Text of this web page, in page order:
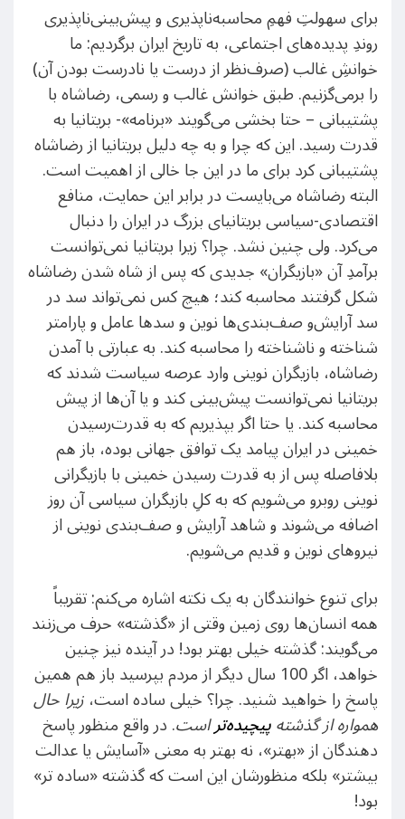
برای سهولتِ فهمِ محاسبه‌ناپذیری و پیش‌بینی‌ناپذیری
روندِ پدیده‌های اجتماعی، به تاریخ ایران برگردیم: ما
خوانشِ غالب (صرف‌نظر از درست یا نادرست بودن آن)
را برمی‌گزنیم. طبق خوانش غالب و رسمی، رضاشاه با
پشتیبانی – حتا بخشی می‌گویند «برنامه»- بریتانیا به
قدرت رسید. این که چرا و به چه دلیل بریتانیا از رضاشاه
پشتیبانی کرد برای ما در این جا خالی از اهمیت است.
البته رضاشاه می‌بایست در برابر این حمایت، منافع
اقتصادی-سیاسی بریتانیای بزرگ در ایران را دنبال
می‌کرد. ولی چنین نشد. چرا؟ زیرا بریتانیا نمی‌توانست
برآمدِ آن «بازیگران» جدیدی که پس از شاه شدن رضاشاه
شکل گرفتند محاسبه کند؛ هیچ کس نمی‌تواند سد در
سد آرایش‌و صف‌بندی‌ها نوین و سدها عامل و پارامتر
شناخته و ناشناخته را محاسبه کند. به عبارتی با آمدن
رضاشاه، بازیگران نوینی وارد عرصه سیاست شدند که
بریتانیا نمی‌توانست پیش‌بینی کند و یا آن‌ها از پیش
محاسبه کند. یا حتا اگر بپذیریم که به قدرت‌رسیدن
خمینی در ایران پیامد یک توافق جهانی بوده، باز هم
بلافاصله پس از به قدرت رسیدن خمینی با بازیگرانی
نوینی روبرو می‌شویم که به کلِ بازیگران سیاسی آن روز
اضافه می‌شوند و شاهد آرایش و صف‌بندی نوینی از
نیروهای نوین و قدیم می‌شویم.
برای تنوع خوانندگان به یک نکته اشاره می‌کنم: تقریباً
همه انسان‌ها روی زمین وقتی از «گذشته» حرف می‌زنند
می‌گویند: گذشته خیلی بهتر بود! در آینده نیز چنین
خواهد، اگر 100 سال دیگر از مردم بپرسید باز هم همین
پاسخ را خواهید شنید. چرا؟ خیلی ساده است،زیرا حال
همواره از گذشتهپیچیده‌تراست. در واقع منظور پاسخ
دهندگان از «بهتر»، نه بهتر به معنی «آسایش یا عدالت
بیشتر» بلکه منظورشان این است که گذشته «ساده تر»
بود!